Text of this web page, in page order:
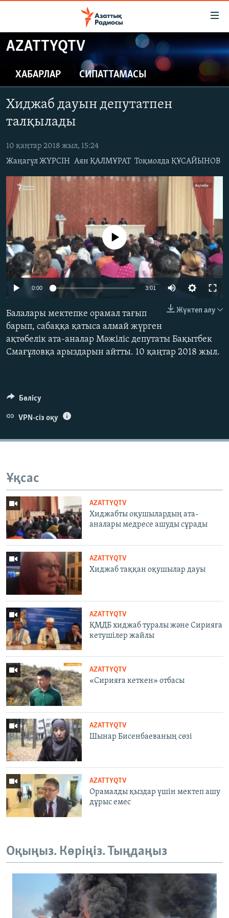
Skip
to
content
to
main
Navigation
Skip
to
ЖАҢАЛЫҚТАР
САЯСАТ
ҚАҢТАР ОҚИҒАСЫ
АДАМ ҚҰҚЫҚТАРЫ
ӘЛЕУМЕТ
ӘЛЕМ
АРНАЙЫ ЖОБАЛАР
Русский
ЖАЗЫЛЫҢЫЗ
Басқа тілдерде
AZATTYQTV
ХАБАРЛАР СИПАТТАМАСЫ
Хиджаб дауын депутатпен
талқылады
10 қаңтар 2018 жыл, 15:24
Жаңагүл ЖҮРСІН Аян ҚАЛМҰРАТ Тоқмолда ҚҰСАЙЫНОВ
No media source currently available
0:00 3:01
Жүктеп алу
Балалары мектепке орамал тағып
барып, сабаққа қатыса алмай жүрген
ақтөбелік ата-аналар Мәжіліс депутаты Бақытбек
Смағұловқа арыздарын айтты. 10 қаңтар 2018 жыл.
Бөлісу
VPN-сіз оқу
Ұқсас
AZATTYQTV
Хиджабты оқушылардың ата-
аналары медресе ашуды сұрады
AZATTYQTV
Хиджаб таққан оқушылар дауы
AZATTYQTV
ҚМДБ хиджаб туралы және Сирияға
кетушілер жайлы
AZATTYQTV
«Сирияға кеткен» отбасы
AZATTYQTV
Шынар Бисенбаеваның сөзі
AZATTYQTV
Орамалды қыздар үшін мектеп ашу
дұрыс емес
Оқыңыз. Көріңіз. Тыңдаңыз